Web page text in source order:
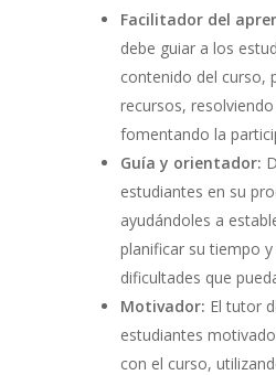
Facilitador del
debe guiar a los
contenido del curso,
recursos,
fomentando la
Guía y orientador:
estudiantes en su
ayudándoles a
planificar su tiempo y
dificultades que
Motivador: El tutor
estudiantes
con el curso,